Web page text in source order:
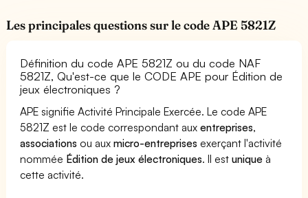
Les principales questions sur le code APE 5821Z
Définition du code APE 5821Z ou du code NAF
5821Z, Qu'est-ce que le CODE APE pour Édition de
jeux électroniques ?
APE signifie Activité Principale Exercée. Le code APE
5821Z est le code correspondant auxentreprises,
associations ou auxmicro-entreprises exerçant l'activité
nommée Édition de jeux électroniques. Il estunique à
cette activité.